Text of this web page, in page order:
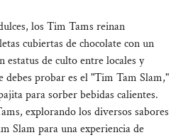
los Tim Tams reinan
cubiertas de chocolate con un
estatus de culto entre locales y
probar es el "Tim Tam Slam,"
para sorber bebidas calientes.
explorando los diversos sabores
Slam para una experiencia de